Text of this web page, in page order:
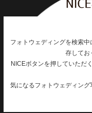
フォトウェディングを検索
存してお
NICEボタンを押していただ
気になるフォトウェディン